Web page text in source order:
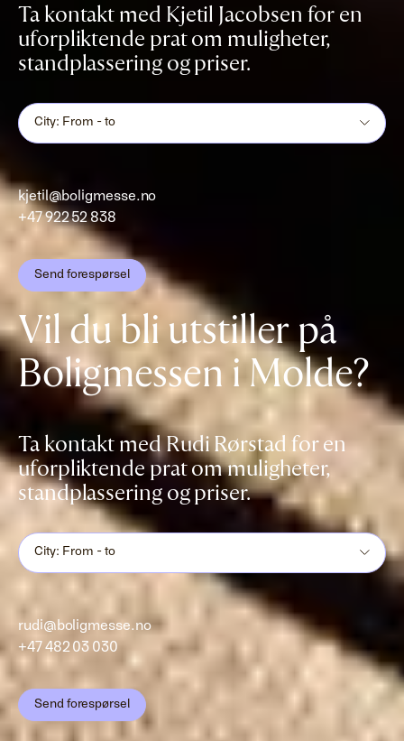
Ta kontakt med Kjetil Jacobsen for en
uforpliktende prat om muligheter,
standplassering og priser.
City: From - to
kjetil@boligmesse.no
+47 922 52 838
Send forespørsel
Vil du bli utstiller på
Boligmessen i Molde?
Ta kontakt med Rudi Rørstad for en
uforpliktende prat om muligheter,
standplassering og priser.
City: From - to
rudi@boligmesse.no
+47 482 03 030
Send forespørsel